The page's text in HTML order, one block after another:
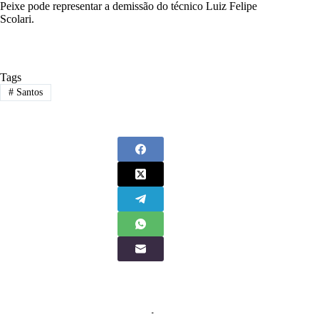
Peixe pode representar a demissão do técnico Luiz Felipe
Scolari.
Tags
#Santos